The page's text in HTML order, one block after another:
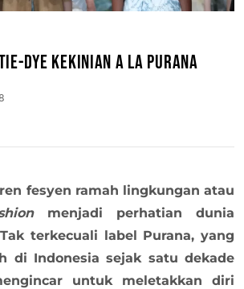
DYE KEKINIAN A LA PURANA
fesyen ramah lingkungan atau
menjadi perhatian dunia
terkecuali label Purana, yang
di Indonesia sejak satu dekade
untuk meletakkan diri